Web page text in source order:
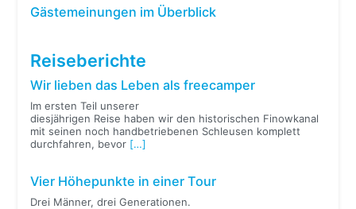
Gästemeinungen im Überblick
Reiseberichte
Wir lieben das Leben als freecamper
Im ersten Teil unserer
diesjährigen Reise haben wir den historischen Finowkanal
mit seinen noch handbetriebenen Schleusen komplett
durchfahren, bevor […]
Vier Höhepunkte in einer Tour
Drei Männer, drei Generationen.